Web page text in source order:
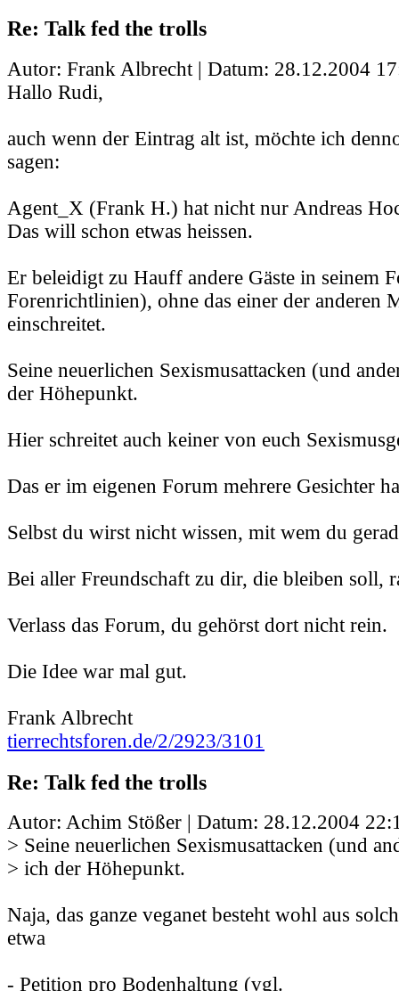
Re: Talk fed the trolls
Autor: Frank Albrecht | Datum: 28.12.2004
Hallo Rudi,
auch wenn der Eintrag alt ist, möchte ich
sagen:
Agent_X (Frank H.) hat nicht nur Andreas
Das will schon etwas heissen.
Er beleidigt zu Hauff andere Gäste in seinem
Forenrichtlinien), ohne das einer der anderen
einschreitet.
Seine neuerlichen Sexismusattacken (und
der Höhepunkt.
Hier schreitet auch keiner von euch
Das er im eigenen Forum mehrere Gesichter
Selbst du wirst nicht wissen, mit wem du
Bei aller Freundschaft zu dir, die bleiben soll,
Verlass das Forum, du gehörst dort nicht rein.
Die Idee war mal gut.
Frank Albrecht
tierrechtsforen.de/2/2923/3101
Re: Talk fed the trolls
Autor: Achim Stößer | Datum: 28.12.2004
> Seine neuerlichen Sexismusattacken (und
> ich der Höhepunkt.
Naja, das ganze veganet besteht wohl aus
etwa
- Petition pro Bodenhaltung (vgl.